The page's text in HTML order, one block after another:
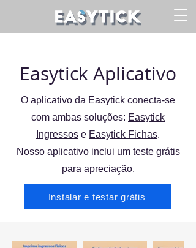
Easytick Aplicativo
O aplicativo da Easytick conecta-se
com ambas soluções: Easytick
Ingressos e Easytick Fichas.
Nosso aplicativo inclui um teste grátis
para apreciação.
Instalar e testar grátis